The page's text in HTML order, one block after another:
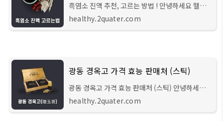
흑염소 진액 추천, 고르는 방법 ! 안녕하세요 헬스
큐레이터입니다. 지난 글에서는 흑염소 진액의 효
능과 부작용에 대해서 알아보았었는데요, 오늘은
healthy.2quater.com
광동 경옥고 가격 효능 판매처 (스틱)
광동 경옥고 가격 효능 판매처 (스틱) 안녕하세요
헬스 큐레이터입니다. 이번 시간에는 한의학에서
3대 명약으로 꼽히는 공진단, 경옥고, 청심환 중 하
healthy.2quater.com